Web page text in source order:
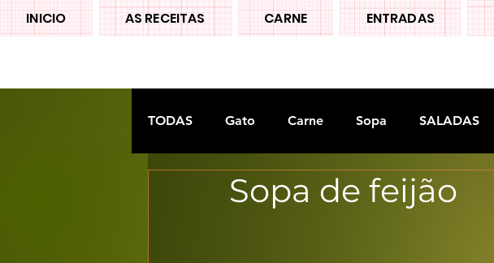
INICIO AS RECEITAS CARNE ENTRADAS
TODAS Gato Carne Sopa SALADAS
Doces tradiconais FRUTAS Legumes
Sopa de feijão